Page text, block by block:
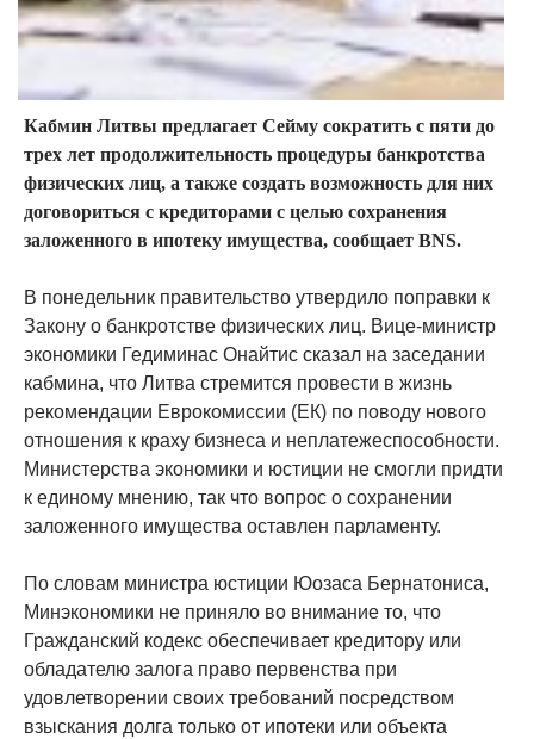
Кабмин Литвы предлагает Сейму сократить с пяти до
трех лет продолжительность процедуры банкротства
физических лиц, а также создать возможность для них
договориться с кредиторами с целью сохранения
заложенного в ипотеку имущества, сообщает BNS.
В понедельник правительство утвердило поправки к
Закону о банкротстве физических лиц. Вице-министр
экономики Гедиминас Онайтис сказал на заседании
кабмина, что Литва стремится провести в жизнь
рекомендации Еврокомиссии (ЕК) по поводу нового
отношения к краху бизнеса и неплатежеспособности.
Министерства экономики и юстиции не смогли придти
к единому мнению, так что вопрос о сохранении
заложенного имущества оставлен парламенту.
По словам министра юстиции Юозаса Бернатониса,
Минэкономики не приняло во внимание то, что
Гражданский кодекс обеспечивает кредитору или
обладателю залога право первенства при
удовлетворении своих требований посредством
взыскания долга только от ипотеки или объекта